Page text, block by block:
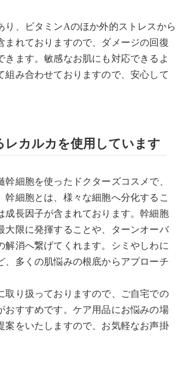
り、ビタミンAのほか外的ストレスから
まれておりますので、ダメージの回復
ます。敏感なお肌にも対応できるよ
組み合わせておりますので、安心して
カルカを使用しています
細胞を使ったドクターズコスメで、
細胞とは、様々な細胞へ分化するこ
成長因子が含まれております。幹細胞
大限に発揮することや、ターンオーバ
消へ繋げてくれます。シミやしわに
、多くの肌悩みの根底からアプローチ
取り扱っておりますので、ご自宅での
おすすめです。ケア用品にお悩みの場
案をいたしますので、お気軽なお声掛